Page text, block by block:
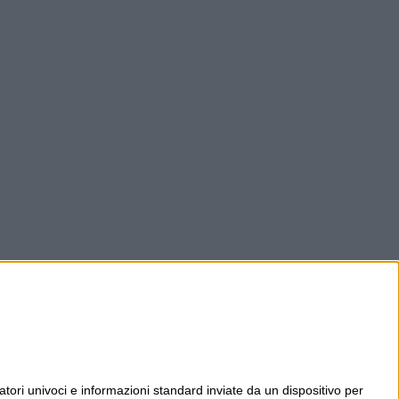
univoci e informazioni standard inviate da un dispositivo per